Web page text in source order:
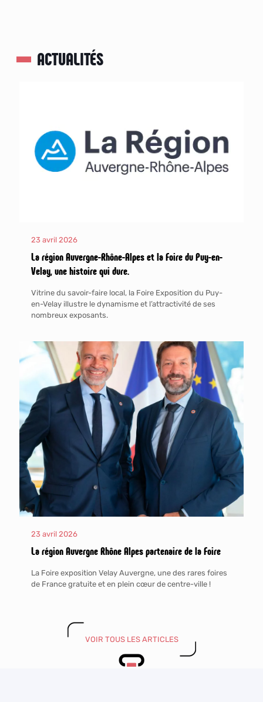
ACTUALITÉS
23 avril 2026
La région Auvergne-Rhône-Alpes et la Foire du Puy-en-
Velay, une histoire qui dure.
Vitrine du savoir-faire local, la Foire Exposition du Puy-
en-Velay illustre le dynamisme et l’attractivité de ses
nombreux exposants.
23 avril 2026
La région Auvergne Rhône Alpes partenaire de la Foire
La Foire exposition Velay Auvergne, une des rares foires
de France gratuite et en plein cœur de centre-ville !
VOIR TOUS LES ARTICLES